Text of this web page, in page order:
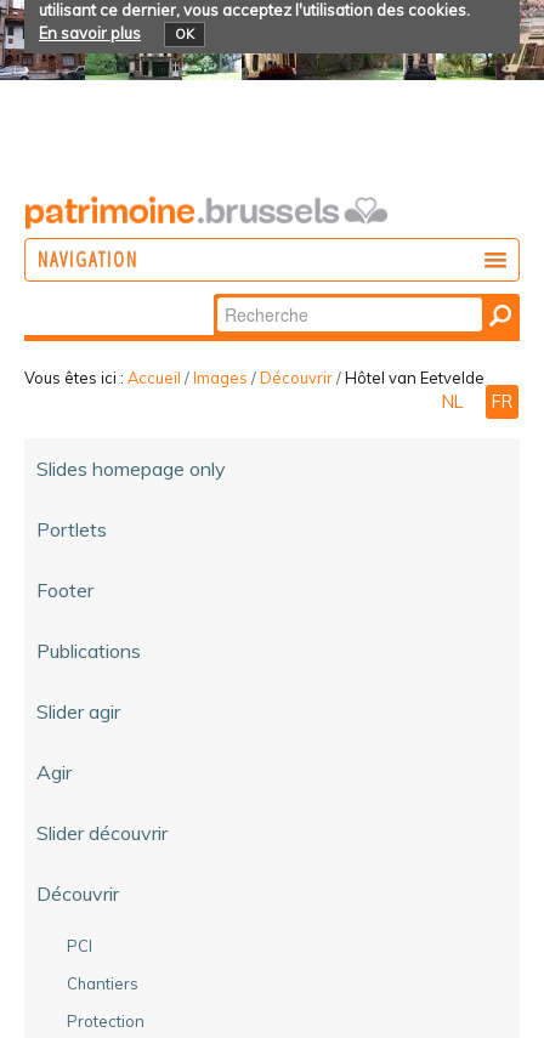
utilisant ce dernier, vous acceptez l'utilisation des cookies.
En savoir plus
OK
NAVIGATION
Chercher par
Recherche
avancée…
Vous êtes ici : Accueil /Images /Découvrir/Hôtel van Eetvelde
NL FR
Slides homepage only
Portlets
Footer
Publications
Slider agir
Agir
Slider découvrir
Découvrir
PCI
Chantiers
Protection